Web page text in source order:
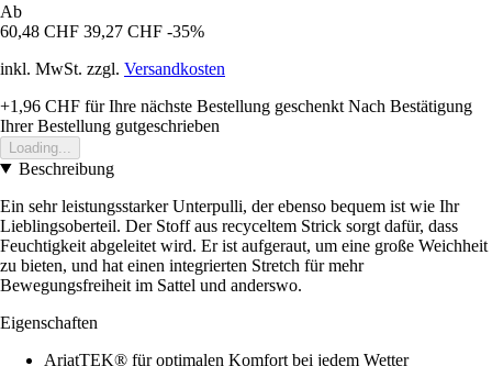
Ab
60,48 CHF 39,27 CHF -35%
inkl. MwSt. zzgl. Versandkosten
+1,96 CHF für Ihre nächste Bestellung geschenkt Nach Bestätigung
Ihrer Bestellung gutgeschrieben
Loading...
Beschreibung
Ein sehr leistungsstarker Unterpulli, der ebenso bequem ist wie Ihr
Lieblingsoberteil. Der Stoff aus recyceltem Strick sorgt dafür, dass
Feuchtigkeit abgeleitet wird. Er ist aufgeraut, um eine große Weichheit
zu bieten, und hat einen integrierten Stretch für mehr
Bewegungsfreiheit im Sattel und anderswo.
Eigenschaften
AriatTEK® für optimalen Komfort bei jedem Wetter